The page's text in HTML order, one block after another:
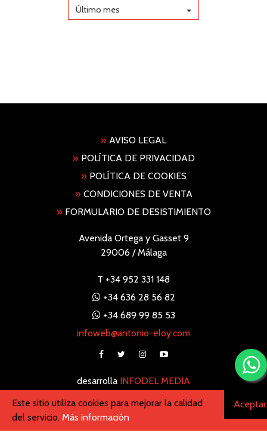
Último mes
» AVISO LEGAL
» POLÍTICA DE PRIVACIDAD
» POLÍTICA DE COOKIES
» CONDICIONES DE VENTA
» FORMULARIO DE DESISTIMIENTO
Avenida Ortega y Gasset 9
29006 / Málaga
T +34 952 331 148
+34 636 28 56 82
+34 689 99 85 53
infoweb@antonio-eloy.com
desarrolla INFODEL MEDIA
Este sitio utiliza cookies para mejorar la calidad
del servicio. Más información
Aceptar